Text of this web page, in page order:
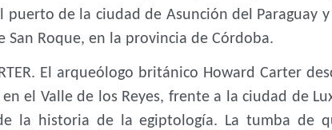
puerto de la ciudad de Asunción del Paraguay
San Roque, en la provincia de Córdoba.
El arqueólogo británico Howard Carter
el Valle de los Reyes, frente a la ciudad de
la historia de la egiptología. La tumba de